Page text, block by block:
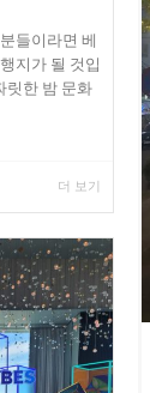
들이라면 베
지가 될 것입
릿한 밤 문화
더 보기